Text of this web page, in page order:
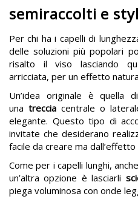
semiraccolti e
Per chi ha i capelli di
delle soluzioni più popolari
risalto il viso lasciando
arricciata, per un effetto
Un’idea originale è quella
una treccia centrale o
elegante. Questo tipo di
invitate che desiderano
facile da creare ma
Come per i capelli lunghi,
un’altra opzione è lasciarli
piega voluminosa con onde